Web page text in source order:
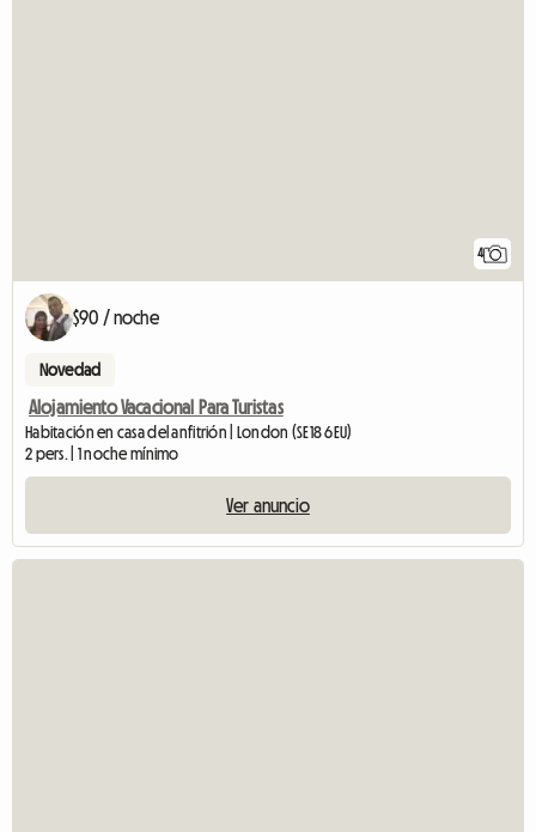
4
$90 / noche
Novedad
Alojamiento Vacacional Para Turistas
Habitación en casa del anfitrión | London (SE18 6EU)
2 pers. | 1 noche mínimo
Ver anuncio